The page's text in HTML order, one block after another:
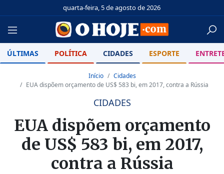
quarta-feira, 5 de agosto de 2026
ÚLTIMAS POLÍTICA CIDADES ESPORTE
Início
Cidades
EUA dispõem orçamento de US$ 583 bi, em 2017, contra a Rússia
CIDADES
EUA dispõem orçamento
de US$ 583 bi, em 2017,
contra a Rússia